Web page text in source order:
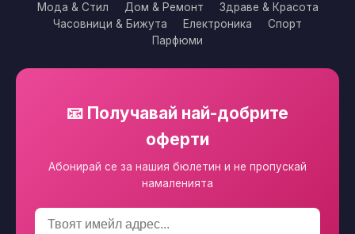
Мода & Стил Дом & Ремонт
Здраве & Красота
Часовници & Бижута
Електроника
Спорт
Парфюми
📧 Получавай най-добрите
оферти
Абонирай се за нашия бюлетин и не пропускай
намаленията